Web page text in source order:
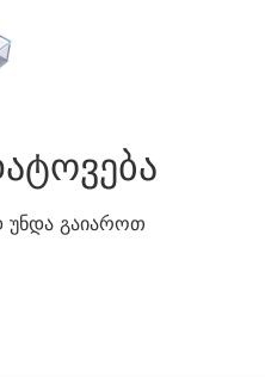
უნდა გაიაროთ